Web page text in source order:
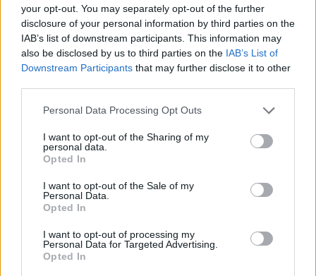
your opt-out. You may separately opt-out of the further
disclosure of your personal information by third parties on the
IAB’s list of downstream participants. This information may
also be disclosed by us to third parties on the IAB’s List of
Downstream Participants that may further disclose it to other
Personal Data Processing Opt Outs
I want to opt-out of the Sharing of my
personal data.
Opted In
I want to opt-out of the Sale of my
Personal Data.
Opted In
I want to opt-out of processing my
Personal Data for Targeted Advertising.
Opted In
The Voice : Qui est cette candidate qui a abandonné
la compétition à quelques jours de la finale ?
18 mai 2024